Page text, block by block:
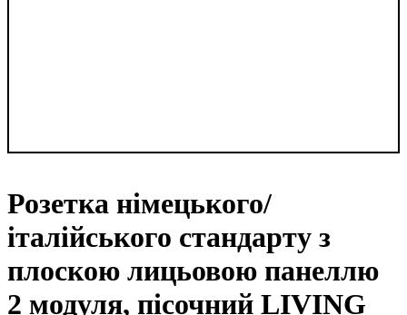
Розетка німецького/
італійського стандарту з
плоскою лицьовою панеллю
2 модуля, пісочний LIVING